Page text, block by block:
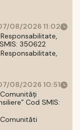
08/2026 11:02
Responsabilitate,
350622
Responsabilitate,
08/2026 10:51
Comunități
Cod SMIS:
Comunităti